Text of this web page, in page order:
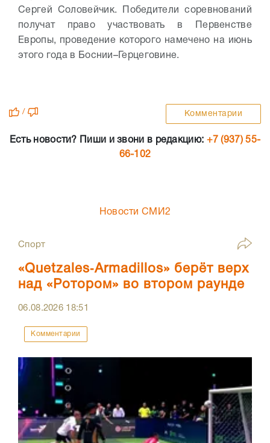
Сергей Соловейчик.
Победители соревнований
получат право участвовать в Первенстве
Европы, проведение которого намечено на июнь
этого года в Боснии–Герцеговине.
/ Комментарии
Есть новости? Пиши и звони в редакцию: +7 (937) 55-
66-102
Новости СМИ2
Спорт
«Quetzales‑Armadillos» берёт верх
над «Ротором» во втором раунде
06.08.2026 18:51
Комментарии